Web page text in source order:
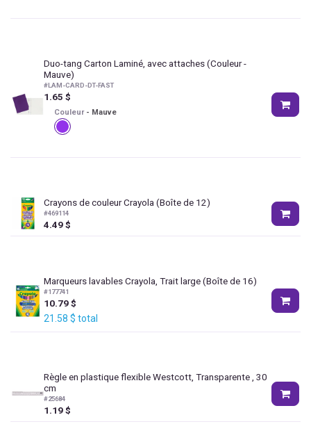
Duo-tang Carton Laminé, avec attaches(Couleur -
Mauve)
#LAM-CARD-DT-FAST
1.65 $
Couleur - Mauve
Crayons de couleur Crayola (Boîte de 12)
#469114
4.49$
Marqueurs lavables Crayola, Trait large (Boîte de 16)
#177741
10.79$
21.58 $ total
Règle en plastique flexible Westcott, Transparente , 30
cm
#25684
1.19$